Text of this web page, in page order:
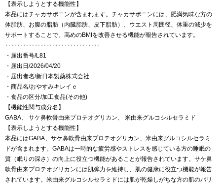
【表示しようとする機能性】
本品にはチャカサポニンが含まれます。チャカサポニンには、肥満気味な方の
体脂肪、お腹の脂肪（内臓脂肪、皮下脂肪）、ウエスト周囲径、体重の減少を
サポートすることで、高めのBMIを改善させる機能が報告されています。
‥‥‥‥‥‥‥‥‥‥‥‥‥‥‥‥
・届出番号/L81
・届出日/2026/04/20
・届出者名/新日本製薬株式会社
・商品名/おやすみキレイｅ
・食品の区分/加工食品(その他)
【機能性関与成分名】
GABA、 サケ鼻軟骨由来プロテオグリカン、 米由来グルコシルセラミド
【表示しようとする機能性】
本品にはGABA、サケ鼻軟骨由来プロテオグリカン、米由来グルコシルセラミ
ドが含まれます。GABAは一時的な疲労感やストレスを感じている方の睡眠の
質（眠りの深さ）の向上に役立つ機能があることが報告されています。サケ鼻
軟骨由来プロテオグリカンには肌弾力を維持し、肌の健康に役立つ機能が報告
されています。米由来グルコシルセラミドには肌が乾燥しがちな方の肌のバリ